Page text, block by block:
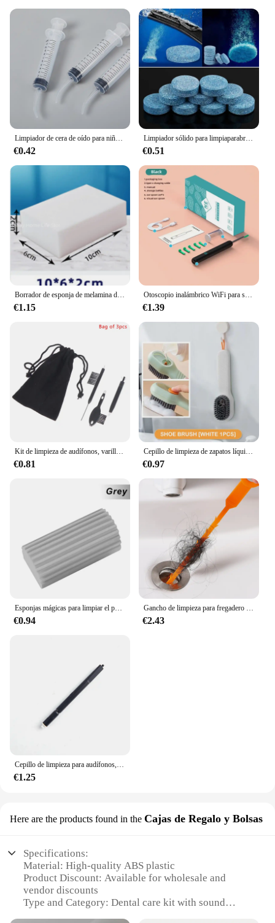
Limpiador de cera de oído para niños y adultos, jeringa removedora, herramienta para limpieza de oídos, riego
€0.42
Limpiador sólido para limpiaparabrisas de coche, tabletas efervescentes, inodoro de vidrio, ventana, limpieza de parabrisas, accesorios para coche, 5 uds.
€0.51
€1.15
Otoscopio inalámbrico WiFi para selección de orejas, cámara boroscopio luminoso, limpieza de cera de los oídos, inspección Oral, cuidado de la salud, limpiador de oídos
€1.39
€0.81
Cepillo de limpieza de zapatos líquido multifuncional con dispensador de jabón, cepillo de lavandería para zapatos, cepillos de fregado, cepillo limpiador de zapatos de cerdas suaves
€0.97
€0.94 €2.43
€1.25
Here are the products found in the Cajas de Regalo y Bolsas
Specifications:
Material: High-quality ABS plastic
Product Discount: Available for wholesale and
vendor discounts
Type and Category: Dental care kit with sound